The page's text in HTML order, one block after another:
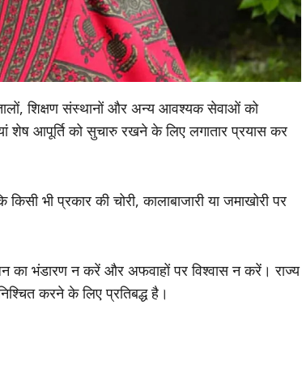
शिक्षण संस्थानों और अन्य आवश्यक सेवाओं को
शेष आपूर्ति को सुचारु रखने के लिए लगातार प्रयास कर
भी प्रकार की चोरी, कालाबाजारी या जमाखोरी पर
का भंडारण न करें और अफवाहों पर विश्वास न करें। राज्य
करने के लिए प्रतिबद्ध है।